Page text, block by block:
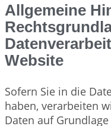
Allgemeine
Website
Sofern Sie in die
haben, verarbeiten
Daten auf